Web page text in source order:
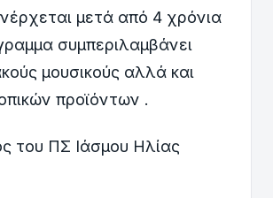
μετά από 4 χρόνια
συμπεριλαμβάνει
μουσικούς αλλά και
προϊόντων .
του ΠΣ Ιάσμου Ηλίας